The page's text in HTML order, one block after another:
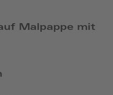
Malpappe mit